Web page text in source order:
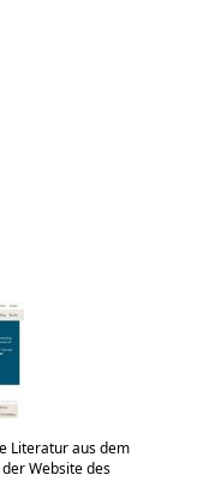
Literatur aus dem
Website des